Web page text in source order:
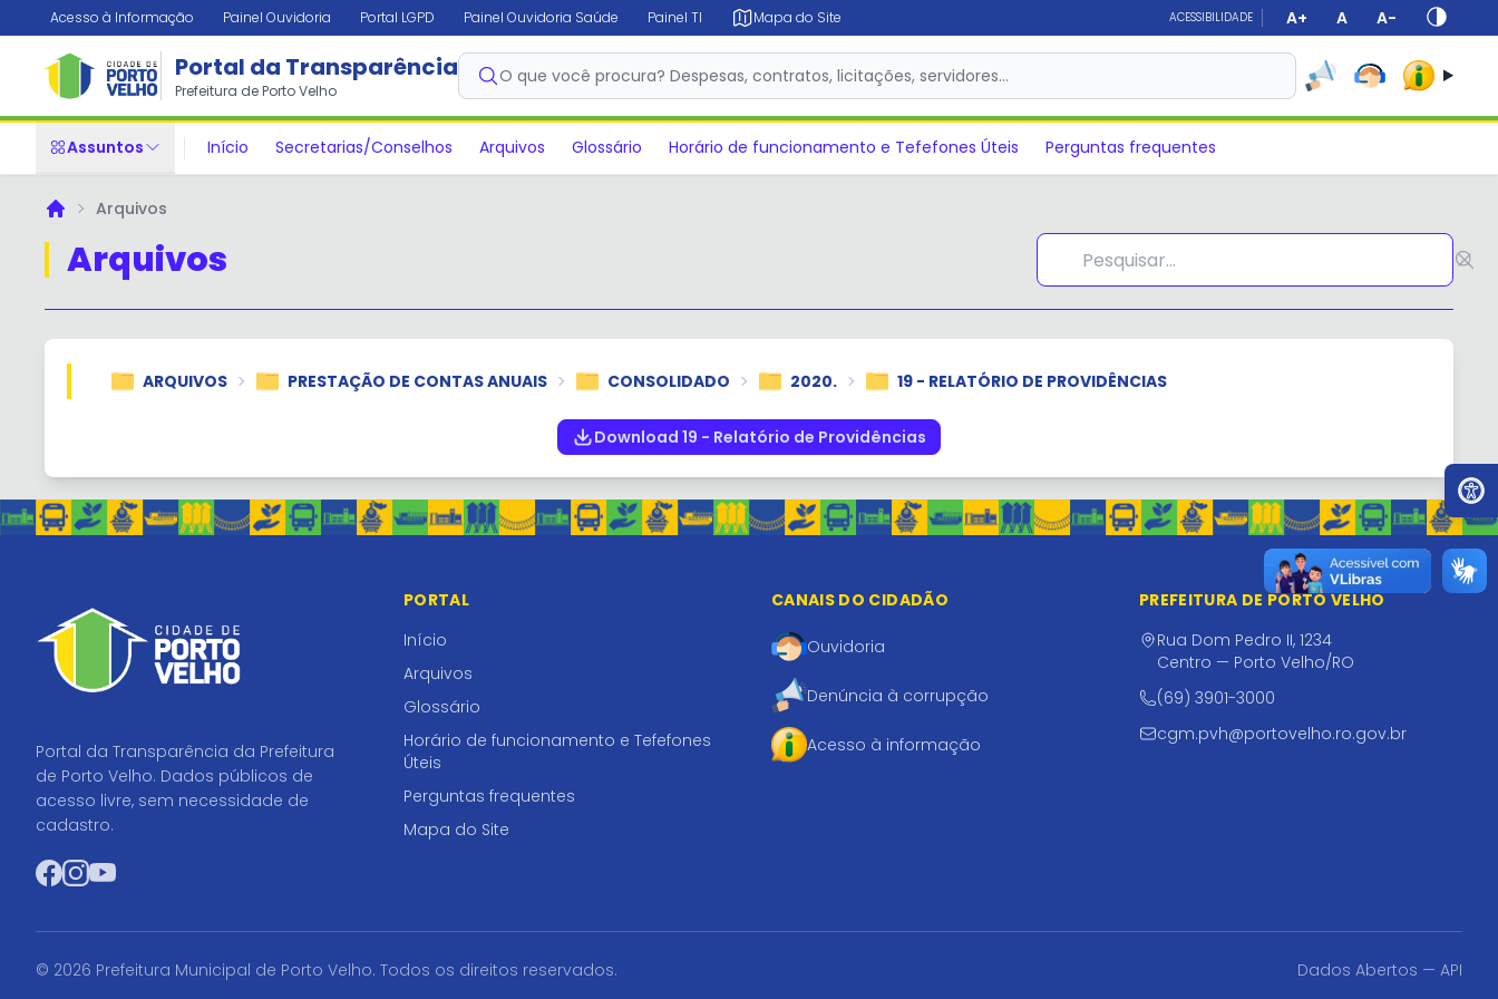
Acesso à Informação Painel Ouvidoria Portal LGPD Painel Ouvidoria Saúde Painel TI Mapa do Site ACESSIBILIDADE A+ A A-
Portal da Transparência
Prefeitura de Porto Velho
O que você procura? Despesas, contratos, licitações, servidores…
Assuntos Início Secretarias/Conselhos Arquivos Glossário Horário de funcionamento e Tefefones Úteis Perguntas frequentes
PrincipalArquivos
Arquivos
ARQUIVOS PRESTAÇÃO DE CONTAS ANUAIS CONSOLIDADO 2020. 19 - RELATÓRIO DE PROVIDÊNCIAS
Download 19 - Relatório de Providências
Portal da Transparência da Prefeitura
de Porto Velho. Dados públicos de
acesso livre, sem necessidade de
cadastro.
Facebook
Instagram
YouTube
PORTAL
Início
Arquivos
Glossário
Horário de funcionamento e Tefefones
Úteis
Perguntas frequentes
Mapa do Site
CANAIS DO CIDADÃO
Ouvidoria
Denúncia à corrupção
Acesso à informação
PREFEITURA DE PORTO VELHO
Rua Dom Pedro II, 1234
Centro — Porto Velho/RO
(69) 3901-3000
cgm.pvh@portovelho.ro.gov.br
© 2026 Prefeitura Municipal de Porto Velho. Todos os direitos reservados. Dados Abertos — API
✕
Ir